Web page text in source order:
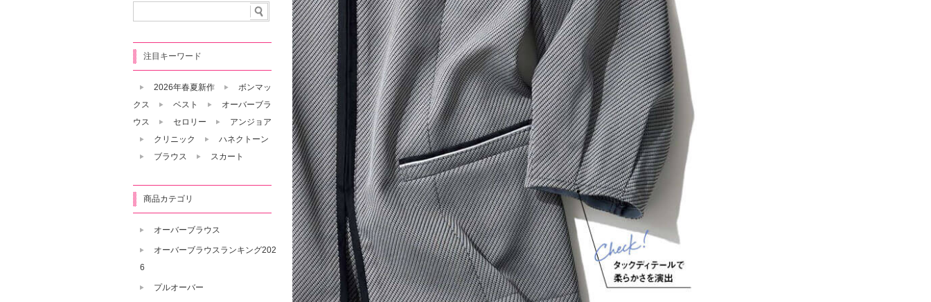
注目キーワード
2026年春夏新作
ボンマッ
クス
ベスト
オーバーブラ
ウス
セロリー
アンジョア
クリニック
ハネクトーン
ブラウス
スカート
商品カテゴリ
オーバーブラウス
オーバーブラウスランキング202
6
プルオーバー